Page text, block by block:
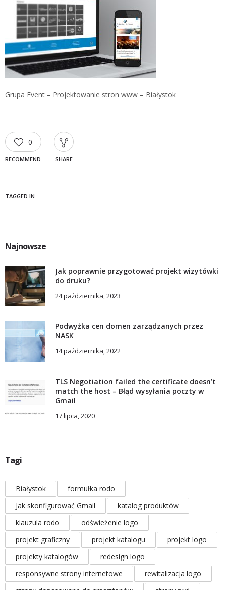
Grupa Event – Projektowanie stron www – Białystok
0
RECOMMEND SHARE
TAGGED IN
Najnowsze
Jak poprawnie przygotować projekt wizytówki
do druku?
24 października, 2023
Podwyżka cen domen zarządzanych przez
NASK
14 października, 2022
TLS Negotiation failed the certificate doesn’t
match the host – Błąd wysyłania poczty w
Gmail
17 lipca, 2020
Tagi
Białystok
formułka rodo
Jak skonfigurować Gmail
katalog produktów
klauzula rodo
odświeżenie logo
projekt graficzny
projekt katalogu
projekt logo
projekty katalogów
redesign logo
responsywne strony internetowe
rewitalizacja logo